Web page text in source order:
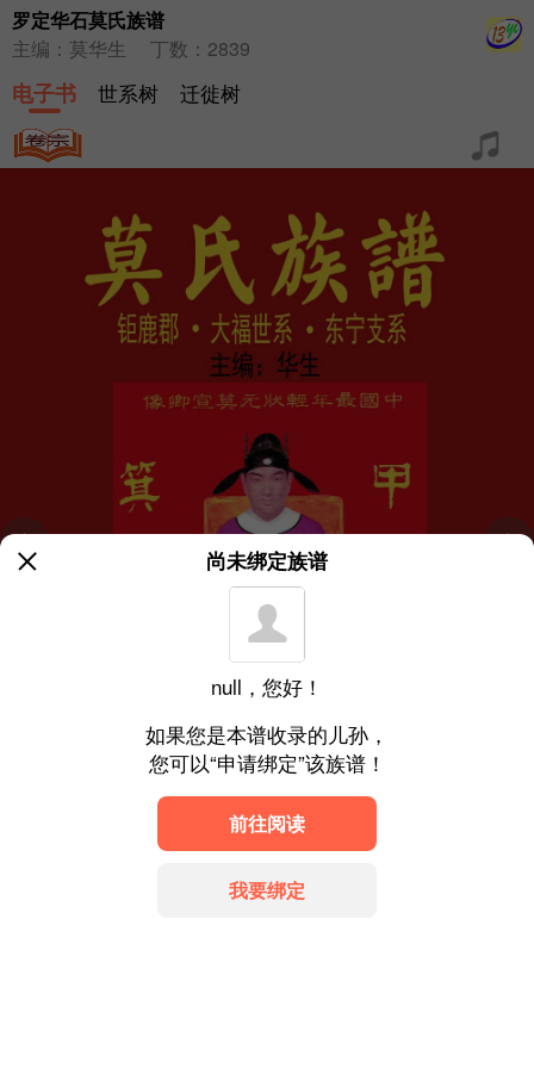
罗定华石莫氏族谱
主编：莫华生
丁数：2839
电子书 世系树 迁徙树
尚未绑定族谱
null，您好！
如果您是本谱收录的儿孙，
您可以“申请绑定”该族谱！
前往阅读
我要绑定